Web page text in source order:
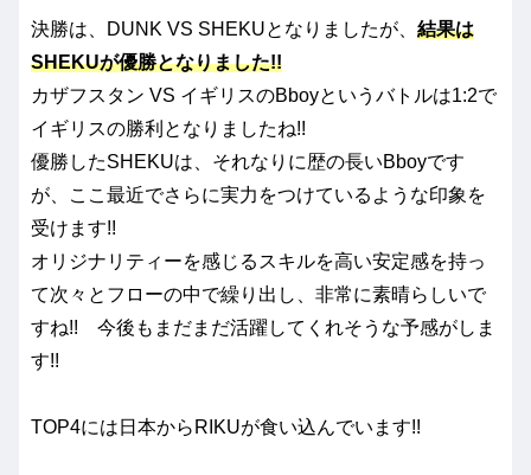
決勝は、DUNK VS SHEKUとなりましたが、 結果は
SHEKUが優勝となりました!!
カザフスタン VS イギリスのBboyというバトルは1:2で
イギリスの勝利となりましたね!!
優勝したSHEKUは、それなりに歴の長いBboyです
が、ここ最近でさらに実力をつけているような印象を
受けます!!
オリジナリティーを感じるスキルを高い安定感を持っ
て次々とフローの中で繰り出し、非常に素晴らしいで
すね!! 今後もまだまだ活躍してくれそうな予感がしま
す!!
TOP4には日本からRIKUが食い込んでいます!!